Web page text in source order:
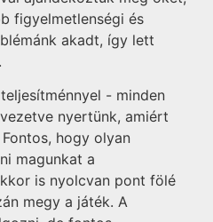
figyelmetlenségi és
akadt, így lett
- minden
nyertünk, amiért
hogy olyan
magunkat a
is nyolcvan pont fölé
megy a játék. A